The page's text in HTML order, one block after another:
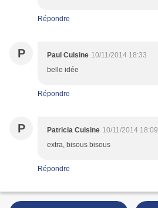
Répondre
P Paul Cuisine 10/11/2014 18:33
belle idée
Répondre
P Patricia Cuisine 10/11/2014 18:09
extra, bisous bisous
Répondre